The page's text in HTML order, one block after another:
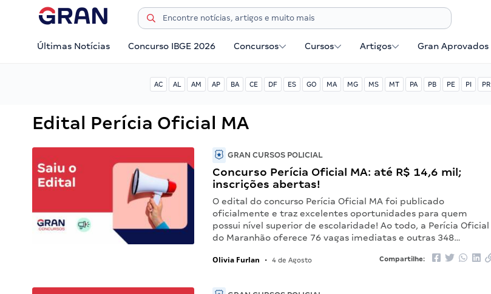
Últimas Notícias Concurso IBGE 2026 Concursos Cursos Artigos Gran Aprovados
AC AL AM AP BA CE DF ES GO MA MG MS MT PA PB PE PI PR
Edital Perícia Oficial MA
GRAN CURSOS POLICIAL
Concurso Perícia Oficial MA: até R$ 14,6 mil;
inscrições abertas!
O edital do concurso Perícia Oficial MA foi publicado
oficialmente e traz excelentes oportunidades para quem
possui nível superior de escolaridade! Ao todo, a Perícia Oficial
do Maranhão oferece 76 vagas imediatas e outras 348…
Olivia Furlan • 4 de Agosto Compartilhe: